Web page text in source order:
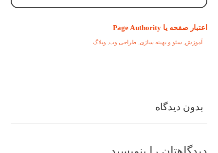
اعتبار صفحه یا Page Authority
آموزش سئو و بهینه سازی طراحی وب وبلاگ
بدون دیدگاه